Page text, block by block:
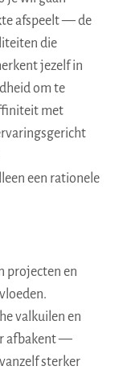
afspeelt — de
die
jezelf in
om te
met
een rationele
projecten en
valkuilen en
afbakent —
sterker